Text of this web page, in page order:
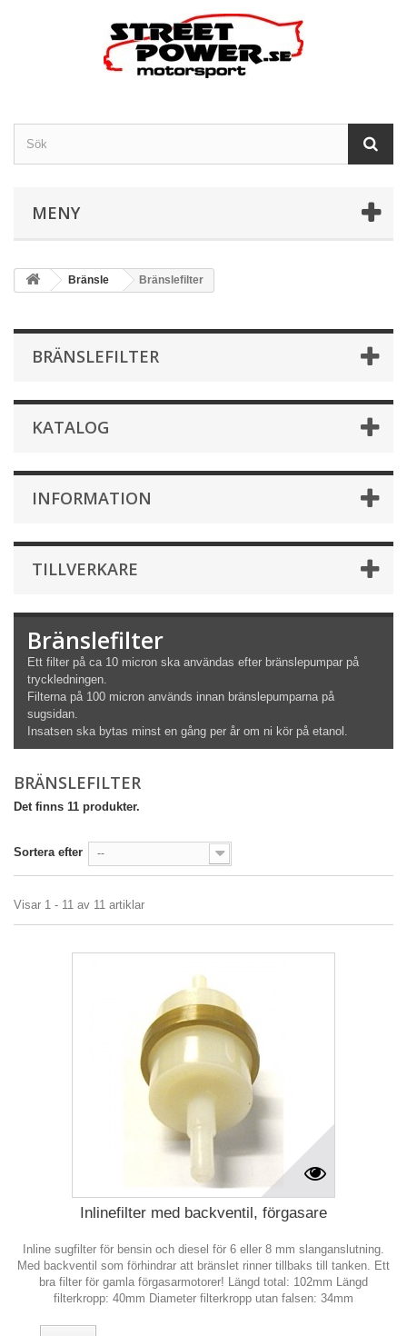
MENY
Bränsle Bränslefilter
BRÄNSLEFILTER
KATALOG
INFORMATION
TILLVERKARE
Bränslefilter
Ett filter på ca 10 micron ska användas efter bränslepumpar på
tryckledningen.
Filterna på 100 micron används innan bränslepumparna på
sugsidan.
Insatsen ska bytas minst en gång per år om ni kör på etanol.
BRÄNSLEFILTER
Det finns 11 produkter.
Sortera efter --
Visar 1 - 11 av 11 artiklar
Inlinefilter med backventil, förgasare
Inline sugfilter för bensin och diesel för 6 eller 8 mm slanganslutning.
Med backventil som förhindrar att bränslet rinner tillbaks till tanken. Ett
bra filter för gamla förgasarmotorer! Längd total: 102mm Längd
filterkropp: 40mm Diameter filterkropp utan falsen: 34mm